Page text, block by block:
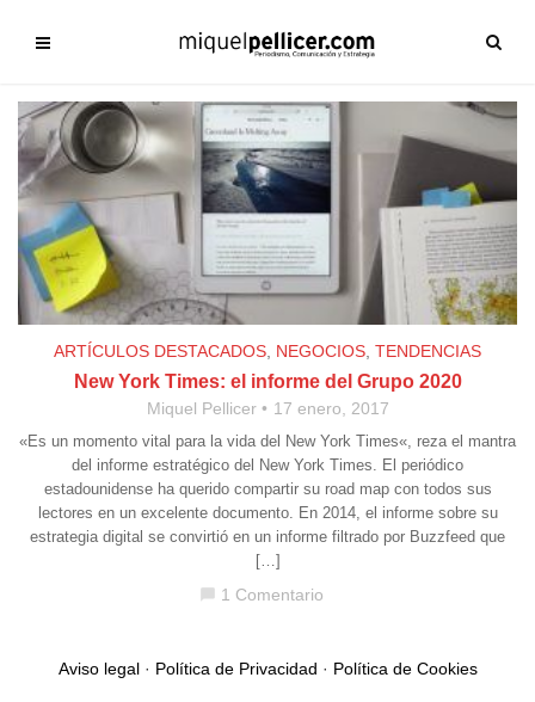
ARTÍCULOS DESTACADOS NEGOCIOS TENDENCIAS
New York Times: el informe del Grupo 2020
Miquel Pellicer 17 enero, 2017
«Es un momento vital para la vida del New York Times«, reza el mantra
del informe estratégico del New York Times. El periódico
estadounidense ha querido compartir su road map con todos sus
lectores en un excelente documento. En 2014, el informe sobre su
estrategia digital se convirtió en un informe filtrado por Buzzfeed que
[…]
1 Comentario
Aviso legal· Política de Privacidad · Política de Cookies